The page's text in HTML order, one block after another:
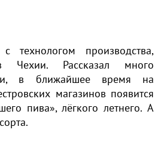
технологом производства,
Чехии. Рассказал много
в ближайшее время на
магазинов появится
пива», лёгкого летнего. А